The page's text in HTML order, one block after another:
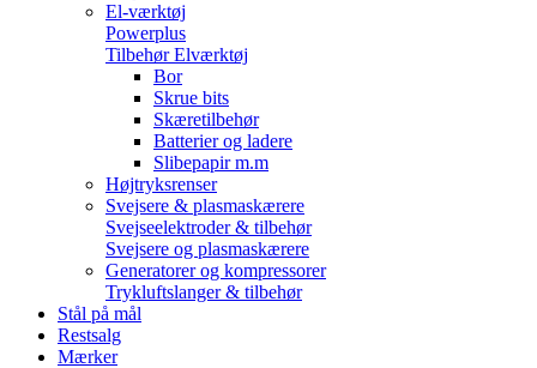
El-værktøj
Powerplus
Tilbehør Elværktøj
Bor
Skrue bits
Skæretilbehør
Batterier og ladere
Slibepapir m.m
Højtryksrenser
Svejsere & plasmaskærere
Svejseelektroder & tilbehør
Svejsere og plasmaskærere
Generatorer og kompressorer
Trykluftslanger & tilbehør
Stål på mål
Restsalg
Mærker